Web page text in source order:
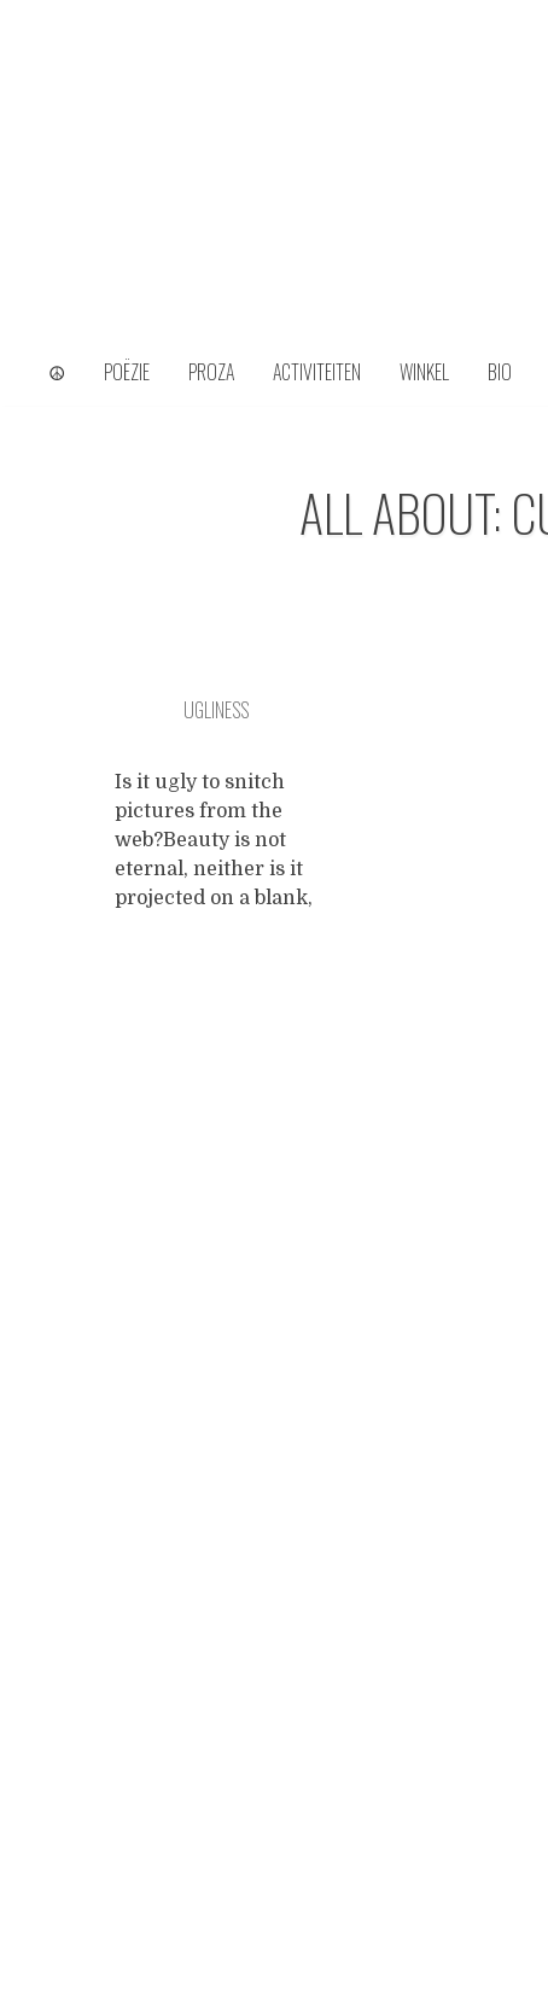
☮ POËZIE PROZA ACTIVITEITEN WINKEL BIO
ALL ABOUT:
UGLINESS
Is it ugly to snitch
pictures from the
web?Beauty is not
eternal, neither is it
projected on a blank,